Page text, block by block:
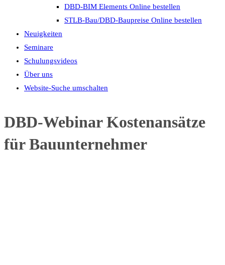
DBD-BIM Elements Online bestellen
STLB-Bau/DBD-Baupreise Online bestellen
Neuigkeiten
Seminare
Schulungsvideos
Über uns
Website-Suche umschalten
DBD-Webinar Kostenansätze
für Bauunternehmer